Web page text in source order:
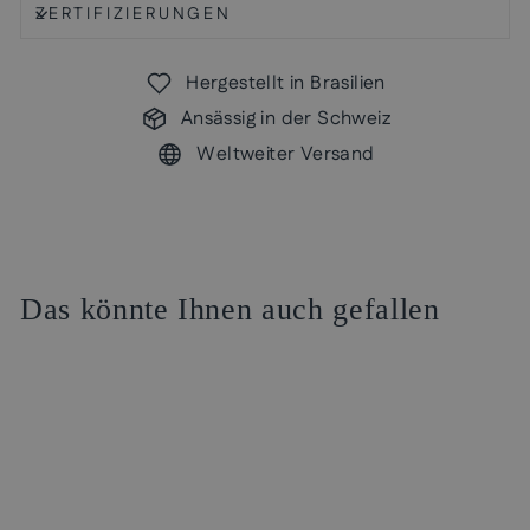
ZERTIFIZIERUNGEN
Hergestellt in Brasilien
Ansässig in der Schweiz
Weltweiter Versand
Das könnte Ihnen auch gefallen